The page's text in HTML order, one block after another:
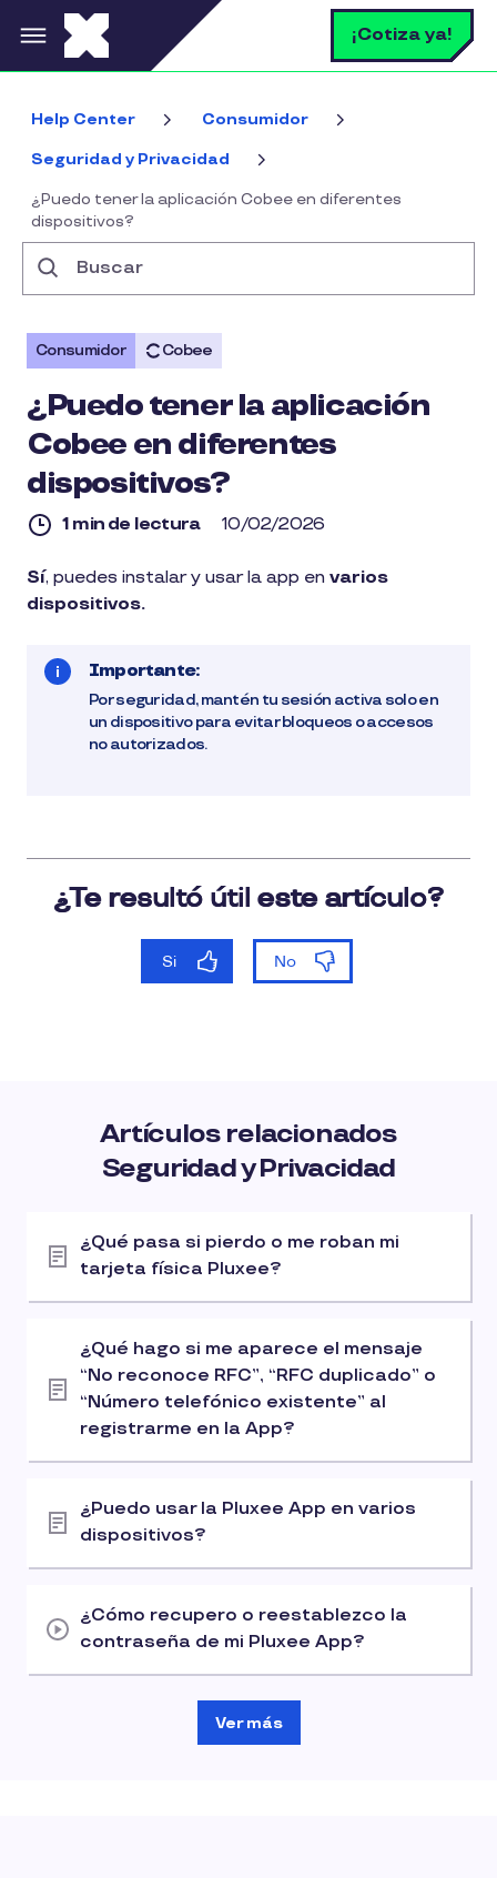
Pasar al contenido principal ¡Cotiza ya!
Help Center Consumidor
Seguridad y Privacidad
¿Puedo tener la aplicación Cobee en diferentes
dispositivos?
Consumidor Cobee
¿Puedo tener la aplicación
Cobee en diferentes
dispositivos?
1 min de lectura 10/02/2026
1
min
de
Sí, puedes instalar y usar la app en varios
dispositivos.
Importante:
Por seguridad, mantén tu sesión activa solo en
un dispositivo para evitar bloqueos o accesos
no autorizados.
Artículos relacionados
Seguridad y Privacidad
¿Qué pasa si pierdo o me roban mi
tarjeta física Pluxee?
¿Qué hago si me aparece el mensaje
“No reconoce RFC”, “RFC duplicado” o
“Número telefónico existente” al
registrarme en la App?
¿Puedo usar la Pluxee App en varios
dispositivos?
¿Cómo recupero o reestablezco la
contraseña de mi Pluxee App?
Ver más